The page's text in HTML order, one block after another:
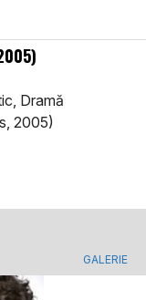
Dramă
2005)
GALERIE